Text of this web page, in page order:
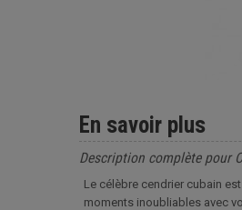
En savoir plus
Description complète pour
Le célèbre cendrier cubain
moments inoubliables avec